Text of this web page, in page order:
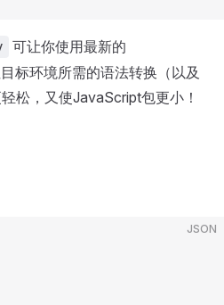
可让你使用最新的
标环境所需的语法转换（以及
松，又使JavaScript包更小！
JSON